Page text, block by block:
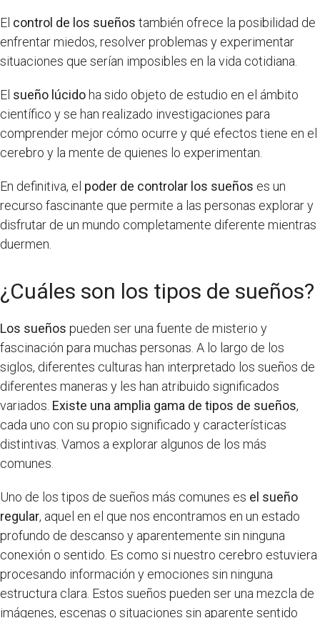
El control de los sueños también ofrece la posibilidad de
enfrentar miedos, resolver problemas y experimentar
situaciones que serían imposibles en la vida cotidiana.
El sueño lúcidoha sido objeto de estudio en el ámbito
científico y se han realizado investigaciones para
comprender mejor cómo ocurre y qué efectos tiene en el
cerebro y la mente de quienes lo experimentan.
En definitiva, el poder de controlar los sueños es un
recurso fascinante que permite a las personas explorar y
disfrutar de un mundo completamente diferente mientras
duermen.
¿Cuáles son los tipos de sueños?
Los sueños pueden ser una fuente de misterio y
fascinación para muchas personas. A lo largo de los
siglos, diferentes culturas han interpretado los sueños de
diferentes maneras y les han atribuido significados
variados. Existe una amplia gama de tipos de sueños,
cada uno con su propio significado y características
distintivas. Vamos a explorar algunos de los más
comunes.
Uno de los tipos de sueños más comunes es el sueño
regular, aquel en el que nos encontramos en un estado
profundo de descanso y aparentemente sin ninguna
conexión o sentido. Es como si nuestro cerebro estuviera
procesando información y emociones sin ninguna
estructura clara. Estos sueños pueden ser una mezcla de
imágenes, escenas o situaciones sin aparente sentido